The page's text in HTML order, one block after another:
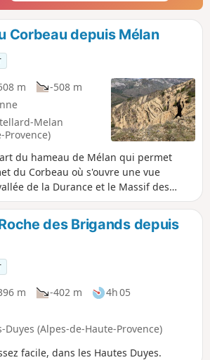
Corbeau depuis Mélan
m
-508 m
Melan
Provence)
du hameau de Mélan qui permet
du Corbeau où s'ouvre une vue
de la Durance et le Massif des
larges pistes, paysages ouverts
Il ne présente aucune difficulté.
des Brigands depuis
m -402 m
4h 05
Duyes (Alpes-de-Haute-Provence)
facile, dans les Hautes Duyes.